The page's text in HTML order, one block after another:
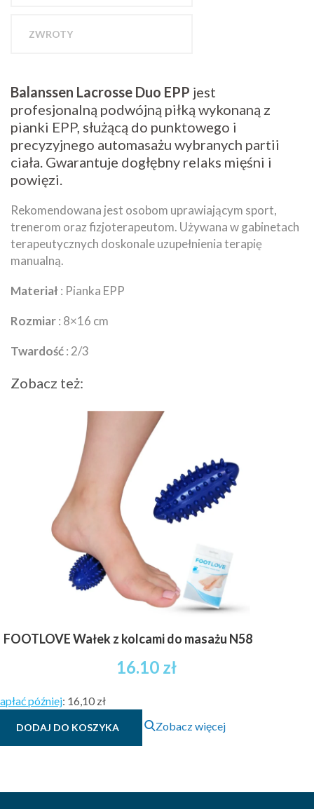
ZWROTY
Balanssen Lacrosse Duo EPP jest
profesjonalną podwójną piłką wykonaną z
pianki EPP, służącą do punktowego i
precyzyjnego automasażu wybranych partii
ciała. Gwarantuje dogłębny relaks mięśni i
powięzi.
Rekomendowana jest osobom uprawiającym sport,
trenerom oraz fizjoterapeutom. Używana w gabinetach
terapeutycznych doskonale uzupełnienia terapię
manualną.
Materiał: Pianka EPP
Rozmiar: 8×16 cm
Twardość: 2/3
Zobacz też:
FOOTLOVE Wałek z kolcami do masażu N58
16.10 zł
później: 16,10 zł
DODAJ DO KOSZYKA Zobacz więcej